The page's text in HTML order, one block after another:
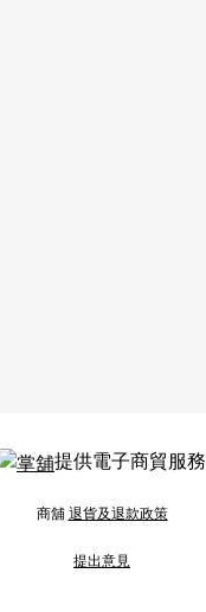
提供電子商貿服務
商舖退貨及退款政策
提出意見